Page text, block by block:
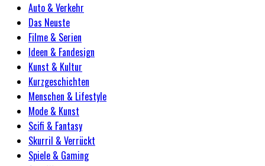
Auto & Verkehr
Das Neuste
Filme & Serien
Ideen & Fandesign
Kunst & Kultur
Kurzgeschichten
Menschen & Lifestyle
Mode & Kunst
Scifi & Fantasy
Skurril & Verrückt
Spiele & Gaming